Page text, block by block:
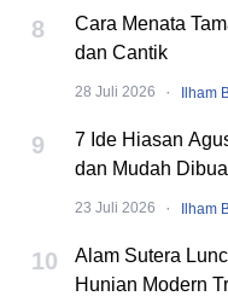
8
Cara Menata
dan Cantik
28 Juli 2026 · Ilham
9
7 Ide Hiasan
dan Mudah
23 Juli 2026 · Ilham
10
Alam Sutera
Hunian Modern